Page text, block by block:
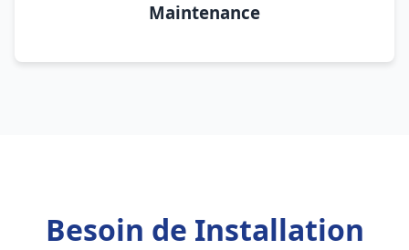
Maintenance
Besoin de Installation